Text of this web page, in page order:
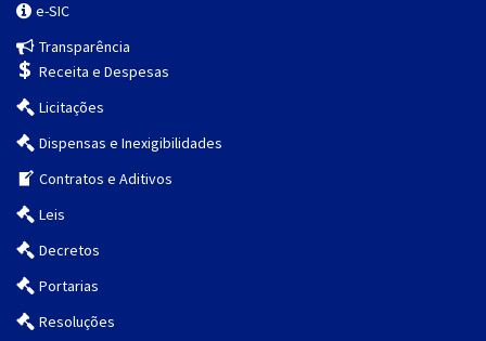
e-SIC
Transparência
Receita e Despesas
Licitações
Dispensas e Inexigibilidades
Contratos e Aditivos
Leis
Decretos
Portarias
Resoluções